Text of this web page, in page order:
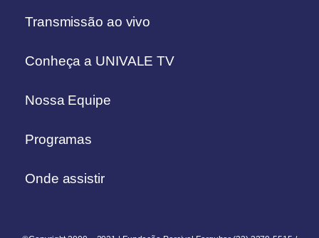
Transmissão ao vivo
Conheça a UNIVALE TV
Nossa Equipe
Programas
Onde assistir